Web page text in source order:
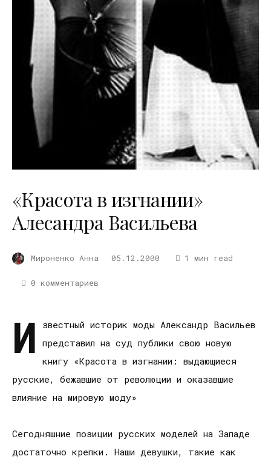
«Красота в изгнании»
Алесандра Васильева
Мироненко Анна 05.12.2000 1 мин read
0 комментариев
И
звестный историк моды Александр Васильев
представил на суд публики свою новую
книгу «Красота в изгнании: выдающиеся
русские, бежавшие от революции и оказавшие
влияние на мировую моду»
Сегодняшние позиции русских моделей на Западе
достаточно крепки. Наши девушки, такие как